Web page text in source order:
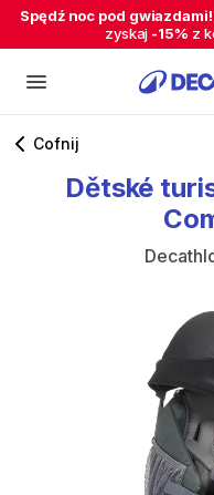
Spędź noc pod gwiazdami!
zyskaj -15% z
Cofnij
Dětské